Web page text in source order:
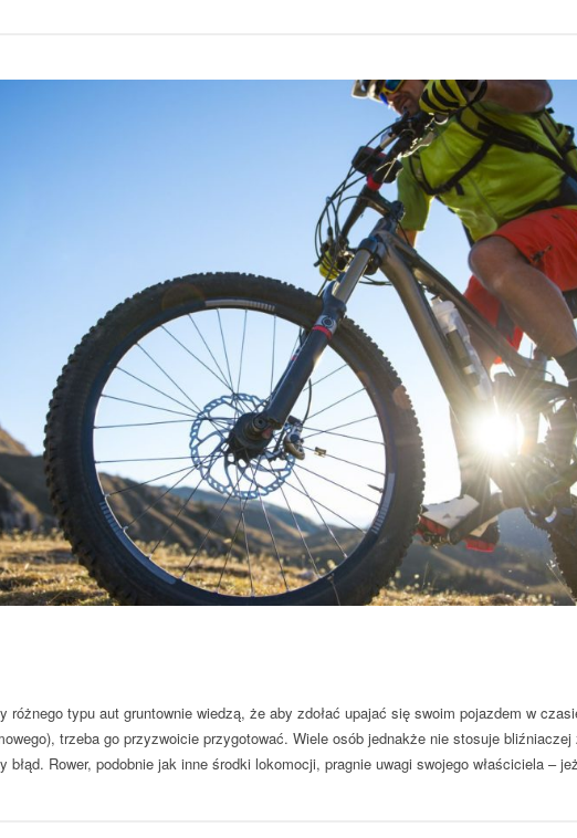
różnego typu aut gruntownie wiedzą, że aby zdołać upajać się swoim pojazdem w
trzeba go przyzwoicie przygotować. Wiele osób jednakże nie stosuje
błąd. Rower, podobnie jak inne środki lokomocji, pragnie uwagi swojego właściciela –